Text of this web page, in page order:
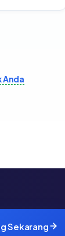
Anda
Sekarang